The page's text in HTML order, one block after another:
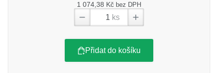
1 074,38 Kč bez DPH
ks
Přidat do košíku